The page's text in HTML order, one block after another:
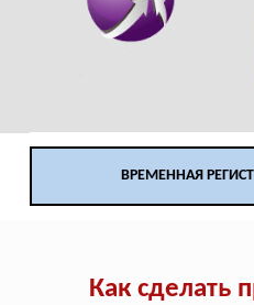
ВРЕМЕННАЯ
Как сделать